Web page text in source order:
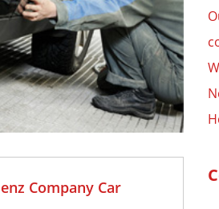
Company Car